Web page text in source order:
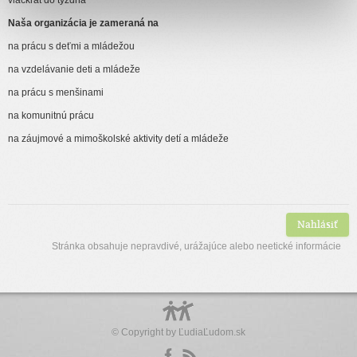
Naša organizácia je zameraná na
na prácu s deťmi a mládežou
na vzdelávanie deti a mládeže
na prácu s menšinami
na komunitnú prácu
na záujmové a mimoškolské aktivity detí a mládeže
Nahlásiť
Stránka obsahuje nepravdivé, urážajúce alebo neetické informácie
© Copyright by ĽudiaĽudom.sk